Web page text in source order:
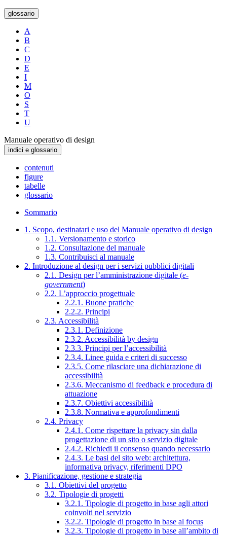
glossario
A
B
C
D
E
I
M
O
S
T
U
Manuale operativo di design
indici e glossario
contenuti
figure
tabelle
glossario
Sommario
1. Scopo, destinatari e uso del Manuale operativo di design
1.1. Versionamento e storico
1.2. Consultazione del manuale
1.3. Contribuisci al manuale
2. Introduzione al design per i servizi pubblici digitali
2.1. Design per l’amministrazione digitale (e-
government)
2.2. L’approccio progettuale
2.2.1. Buone pratiche
2.2.2. Principi
2.3. Accessibilità
2.3.1. Definizione
2.3.2. Accessibilità by design
2.3.3. Principi per l’accessibilità
2.3.4. Linee guida e criteri di successo
2.3.5. Come rilasciare una dichiarazione di
accessibilità
2.3.6. Meccanismo di feedback e procedura di
attuazione
2.3.7. Obiettivi accessibilità
2.3.8. Normativa e approfondimenti
2.4. Privacy
2.4.1. Come rispettare la privacy sin dalla
progettazione di un sito o servizio digitale
2.4.2. Richiedi il consenso quando necessario
2.4.3. Le basi del sito web: architettura,
informativa privacy, riferimenti DPO
3. Pianificazione, gestione e strategia
3.1. Obiettivi del progetto
3.2. Tipologie di progetti
3.2.1. Tipologie di progetto in base agli attori
coinvolti nel servizio
3.2.2. Tipologie di progetto in base al focus
3.2.3. Tipologie di progetto in base all’ambito di